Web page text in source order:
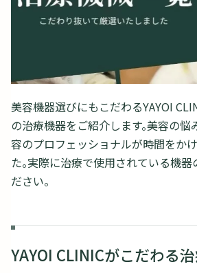
美容機器選びにもこだわるYAYOI
の治療機器をご紹介します。美容の悩
容のプロフェッショナルが時間をか
た。実際に治療で使用されている機器
ださい。
YAYOI CLINICがこだわる